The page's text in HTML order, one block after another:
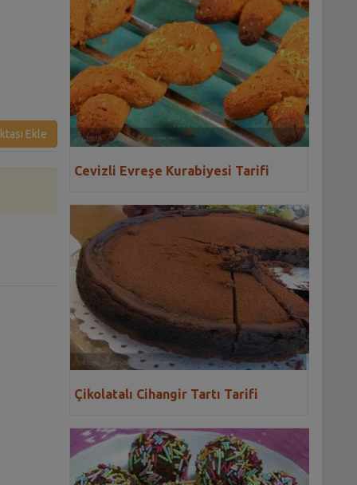
Ekle
Cevizli Evreşe Kurabiyesi Tarifi
Çikolatalı Cihangir Tartı Tarifi